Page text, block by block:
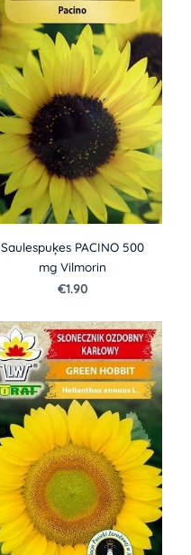
Saulespuķes PACINO 500
mg Vilmorin
€1.90